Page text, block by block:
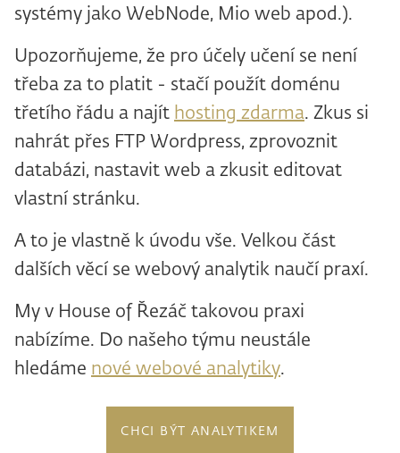
systémy jako WebNode, Mio web apod.).
Upozorňujeme, že pro účely učení se není
třeba za to platit - stačí použít doménu
třetího řádu a najít hosting zdarma. Zkus si
nahrát přes FTP Wordpress, zprovoznit
databázi, nastavit web a zkusit editovat
vlastní stránku.
A to je vlastně k úvodu vše. Velkou část
dalších věcí se webový analytik naučí praxí.
My v House of Řezáč takovou praxi
nabízíme. Do našeho týmu neustále
hledáme nové webové analytiky.
CHCI BÝT ANALYTIKEM